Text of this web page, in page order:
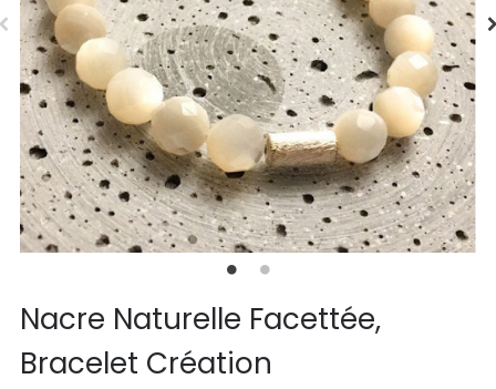
Nacre Naturelle Facettée,
Bracelet Création